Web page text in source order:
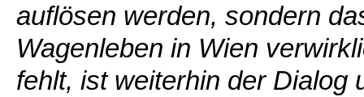
auflösen werden, sondern
Wagenleben in Wien
fehlt, ist weiterhin der Dialog